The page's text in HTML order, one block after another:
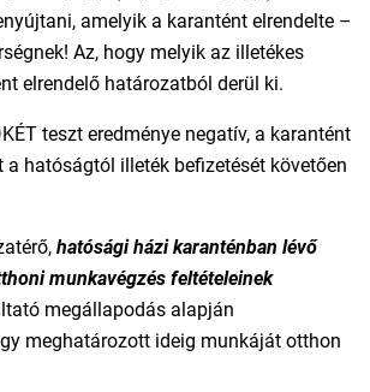
amelyik a karantént elrendelte –
Az, hogy melyik az illetékes
elrendelő határozatból derül ki.
teszt eredménye negatív, a karantént
hatóságtól illeték befizetését követően
hatósági házi karanténban lévő
munkavégzés feltételeinek
megállapodás alapján
meghatározott ideig munkáját otthon